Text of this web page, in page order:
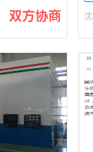
双方协商